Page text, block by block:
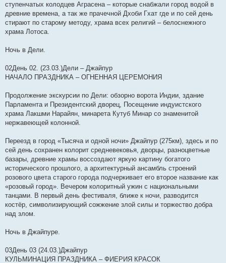
ступенчатых колодцев Аграсена – которые снабжали город водой в
древние времена, а так же прачечной Дхоби Гхат где и по сей день
стирают по старому методу, храма всех религий – белоснежного
храма Лотоса.
Ночь в Дели.
02День 02. (23.03.)Дели – Джайпур
НАЧАЛО ПРАЗДНИКА – ОГНЕННАЯ ЦЕРЕМОНИЯ
Продолжение экскурсии по Дели: обзорно ворота Индии, здание
Парламента и Президентский дворец, Посещение индуистского
храма Лакшми Нарайян, минарета Кутуб Минар со знаменитой
нержавеющей колонной.
Переезд в город «Тысяча и одной ночи» Джайпур (275км), здесь и по
сей день сохранен колорит средневековья, дворцы, разноцветные
базары, древние храмы воссоздают яркую картину богатого
исторического прошлого, а архитектурный ансамбль строений
розового цвета старого города подчеркивает его второе название как
«розовый город». Вечером колоритный ужин с национальными
танцами. В первый день фестиваля, ближе к ночи, разводится
костёр, символизирующий сожжение злой силы и торжество добра
над злом.
Ночь в Джайпуре.
03День 03 (24.03.)Джайпур
КУЛЬМИНАЦИЯ ПРАЗДНИКА – ФИЕРИЯ КРАСОК